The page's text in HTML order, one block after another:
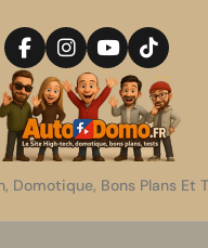
Domotique, Bons Plans Et